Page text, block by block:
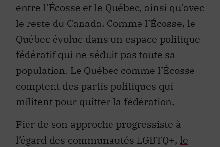
entre l’Écosse et le Québec, ainsi qu’avec
le reste du Canada. Comme l’Écosse, le
Québec évolue dans un espace politique
fédératif qui ne séduit pas toute sa
population. Le Québec comme l’Écosse
comptent des partis politiques qui
militent pour quitter la fédération.
Fier de son approche progressiste à
l’égard des communautés LGBTQ+, le